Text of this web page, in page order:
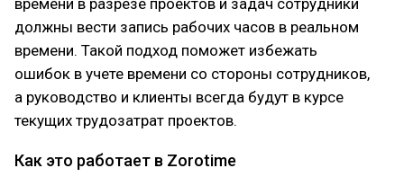
времени в разрезе проектов и задач сотрудники
должны вести запись рабочих часов в реальном
времени. Такой подход поможет избежать
ошибок в учете времени со стороны сотрудников,
а руководство и клиенты всегда будут в курсе
текущих трудозатрат проектов.
Как это работает в Zorotime